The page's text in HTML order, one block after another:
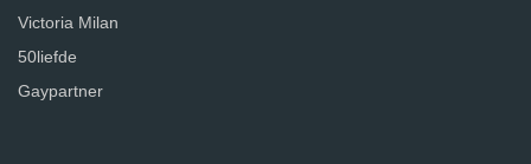
Victoria Milan
50liefde
Gaypartner